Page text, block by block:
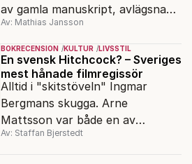
av gamla manuskript, avlägsna
kloster och förkolnade
papyrusrullar.
Av: Mathias Jansson
BOKRECENSION KULTUR LIVSSTIL
En svensk Hitchcock? – Sveriges
mest hånade filmregissör
Alltid i "skitstöveln" Ingmar
Bergmans skugga. Arne
Mattsson var både en av
Sveriges mest produktiva
Av: Staffan Bjerstedt